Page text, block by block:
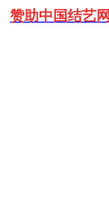
赞助中国结艺网